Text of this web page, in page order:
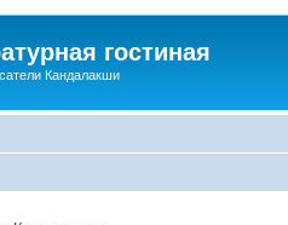
гостиная
Кандалакши